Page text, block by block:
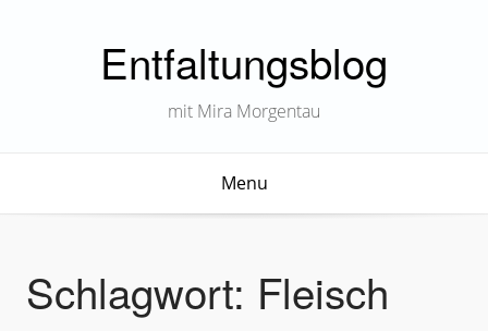
Entfaltungsblog
mit Mira Morgentau
Menu
Schlagwort: Fleisch